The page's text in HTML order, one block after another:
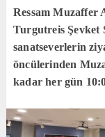
Ressam Muzaffer
Turgutreis Şevket
sanatseverlerin
öncülerinden
kadar her gün